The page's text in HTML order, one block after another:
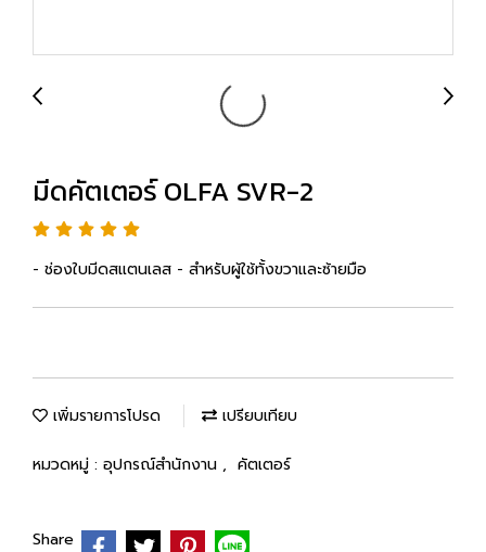
มีดคัตเตอร์ OLFA SVR-2
- ช่องใบมีดสแตนเลส - สำหรับผู้ใช้ทั้งขวาและซ้ายมือ
เพิ่มรายการโปรด เปรียบเทียบ
หมวดหมู่ : อุปกรณ์สำนักงาน , คัตเตอร์
Share